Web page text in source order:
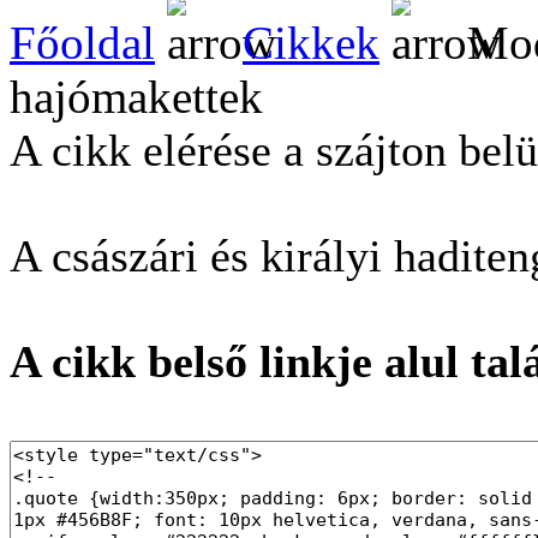
Főoldal Cikkek
hajómakettek
A cikk elérése a szájton
A császári és királyi
A cikk belső linkje alul